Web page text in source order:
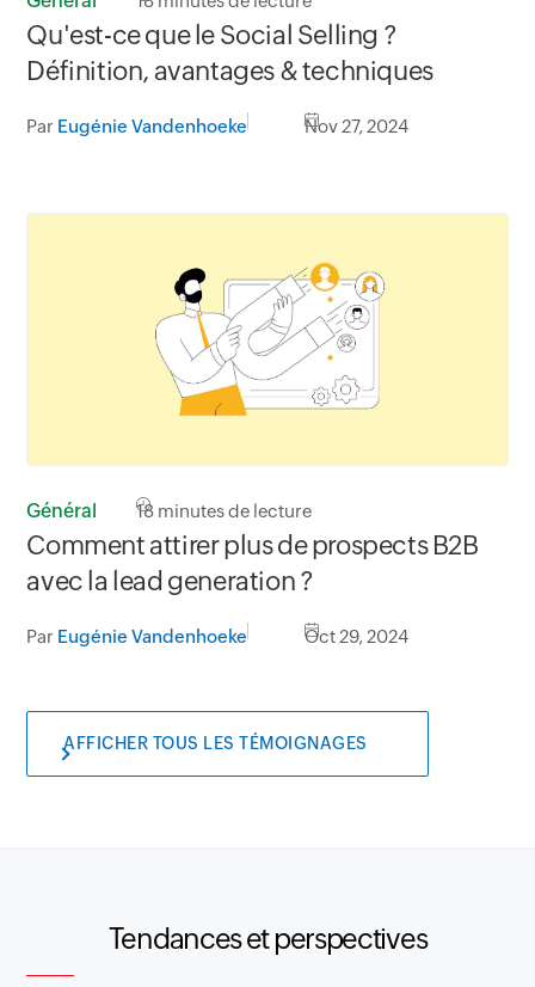
Qu'est-ce que le Social Selling ?
Définition, avantages & techniques
Par Eugénie Vandenhoeke Nov 27, 2024
Général 18 minutes de lecture
Comment attirer plus de prospects B2B
avec la lead generation ?
Par Eugénie Vandenhoeke Oct 29, 2024
AFFICHER TOUS LES TÉMOIGNAGES
Tendances et perspectives